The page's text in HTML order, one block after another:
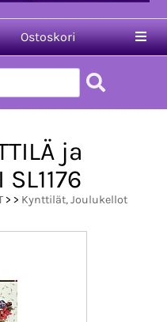
Ostoskori
ja
> > Kynttilät, Joulukellot